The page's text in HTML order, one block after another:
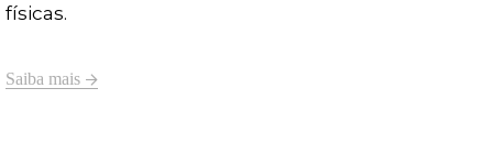
físicas.
Saiba mais